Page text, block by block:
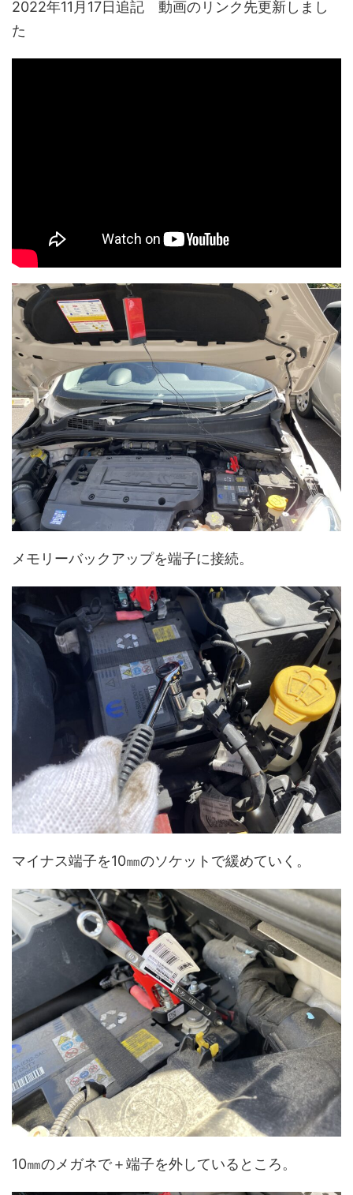
2022年11月17日追記 動画のリンク先更新しまし
た
メモリーバックアップを端子に接続。
マイナス端子を10㎜のソケットで緩めていく。
10㎜のメガネで＋端子を外しているところ。